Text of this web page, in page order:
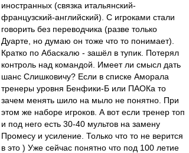
иностранных (связка итальянский-
французский-английский). С игроками стали
говорить без переводчика (разве только
Дуарте, но думаю он тоже что то понимает).
Кратко по Абаскалю - зашёл в тупик. Потерял
контроль над командой. Имеет ли смысл дать
шанс Слишковичу? Если в списке Аморала
тренеры уровня Бенфики-Б или ПАОКа то
зачем менять шило на мыло не понятно. При
этом же наборе игроков. А вот если тренер топ
и под него есть 30-40 мультов на замену
Промесу и усиление. Только что то не верится
в это ) Уже сейчас понятно что под 100 летие